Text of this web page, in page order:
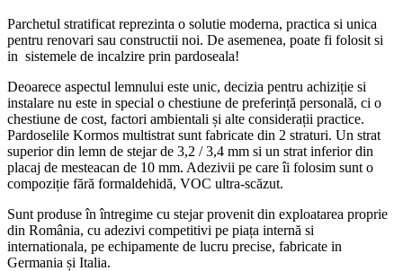
Parchetul stratificat reprezinta o solutie moderna, practica si unica
pentru renovari sau constructii noi. De asemenea, poate fi folosit si
in sistemele de incalzire prin pardoseala!
Deoarece aspectul lemnului este unic, decizia pentru achiziție si
instalare nu este in special o chestiune de preferință personală, ci o
chestiune de cost, factori ambientali și alte considerații practice.
Pardoselile Kormos multistrat sunt fabricate din 2 straturi. Un strat
superior din lemn de stejar de 3,2 / 3,4 mm si un strat inferior din
placaj de mesteacan de 10 mm. Adezivii pe care îi folosim sunt o
compoziție fără formaldehidă, VOC ultra-scăzut.
Sunt produse în întregime cu stejar provenit din exploatarea proprie
din România, cu adezivi competitivi pe piața internă si
internationala, pe echipamente de lucru precise, fabricate in
Germania și Italia.